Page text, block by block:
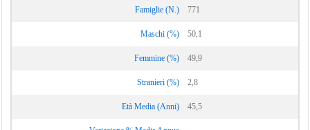
Famiglie (N.) 771
Maschi (%) 50,1
Femmine (%) 49,9
Stranieri (%) 2,8
Età Media (Anni) 45,5